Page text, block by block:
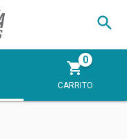
CARRITO
0